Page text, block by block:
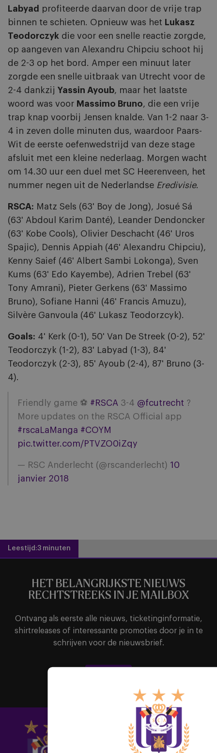
Labyad
profiteerde daarvan door de vrije trap
binnen te schieten. Opnieuw was het Lukasz
Teodorczyk die voor een snelle reactie zorgde,
op aangeven van Alexandru Chipciu schoot hij
de 2-3 op het bord. Amper een minuut later
zorgde een snelle uitbraak van Utrecht voor de
2-4 dankzij Yassin Ayoub, maar het laatste
woord was voor Massimo Bruno, die een vrije
trap knap voorbij Jensen knalde. Van 1-2 naar 3-
4 in zeven dolle minuten dus, waardoor Paars-
Wit de eerste oefenwedstrijd van deze stage
afsluit met een kleine nederlaag. Morgen wacht
om 14.30 uur een duel met SC Heerenveen, het
nummer negen uit de Nederlandse Eredivisie.
RSCA: Matz Sels (63' Boy de Jong), Josué Sá
(63' Abdoul Karim Danté), Leander Dendoncker
(63' Kobe Cools), Olivier Deschacht (46' Uros
Spajic), Dennis Appiah (46' Alexandru Chipciu),
Kenny Saief (46' Albert Sambi Lokonga), Sven
Kums (63' Edo Kayembe), Adrien Trebel (63'
Tony Amrani), Pieter Gerkens (63' Massimo
Bruno), Sofiane Hanni (46' Francis Amuzu),
Silvère Ganvoula (46' Lukasz Teodorzcyk).
Goals: 4' Kerk (0-1), 50' Van De Streek (0-2), 52'
Teodorczyk (1-2), 83' Labyad (1-3), 84'
Teodorczyk (2-3), 85' Ayoub (2-4), 87' Bruno (3-
4).
Friendly game ⚽ #RSCA 3-4 @fcutrecht ?
More updates on the RSCA Official app
#rscaLaManga #COYM
pic.twitter.com/PTVZO0iZqy
— RSC Anderlecht (@rscanderlecht) 10
janvier 2018
Leestijd:3 minuten
HET BELANGRIJKSTE NIEUWS
RECHTSTREEKS IN JE MAILBOX
Ontvang als eerste alle nieuws, ticketinginformatie,
shirtreleases of interessante promoties door je in te
schrijven voor de nieuwsbrief.